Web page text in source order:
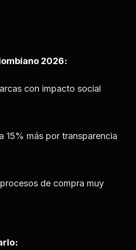
2026:
con impacto social
15% más por transparencia
de compra muy
: